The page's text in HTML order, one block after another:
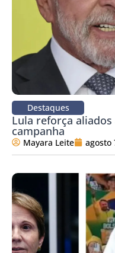
Destaques
Lula reforça
campanha
Mayara Leite agosto